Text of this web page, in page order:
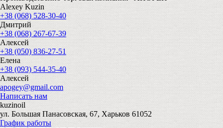
Alexey Kuzin
+38 (068) 528-30-40
Дмитрий
+38 (068) 267-67-39
Алексей
+38 (050) 836-27-51
Елена
+38 (093) 544-35-40
Алексей
apogey@gmail.com
Написать нам
kuzinoil
ул. Большая Панасовская, 67, Харьков 61052
График работы